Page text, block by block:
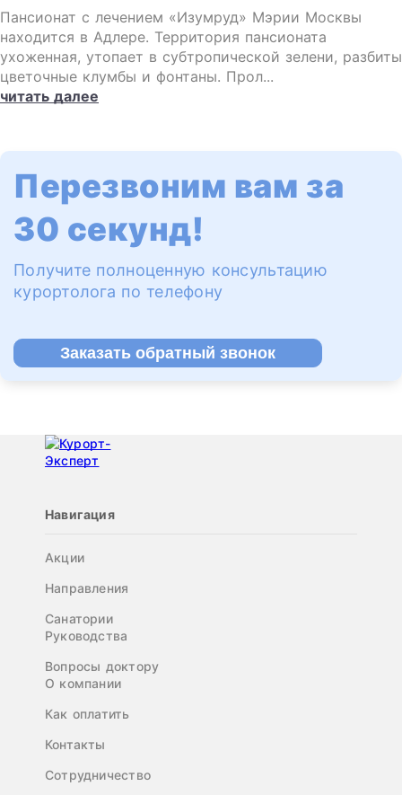
Пансионат с лечением «Изумруд» Мэрии Москвы
находится в Адлере. Территория пансионата
ухоженная, утопает в субтропической зелени, разбиты
цветочные клумбы и фонтаны. Прол...
читать далее
Перезвоним вам за
30 секунд!
Получите полноценную консультацию
курортолога по телефону
Заказать обратный звонок
Навигация
Акции
Направления
Санатории
Руководства
Вопросы доктору
О компании
Как оплатить
Контакты
Сотрудничество